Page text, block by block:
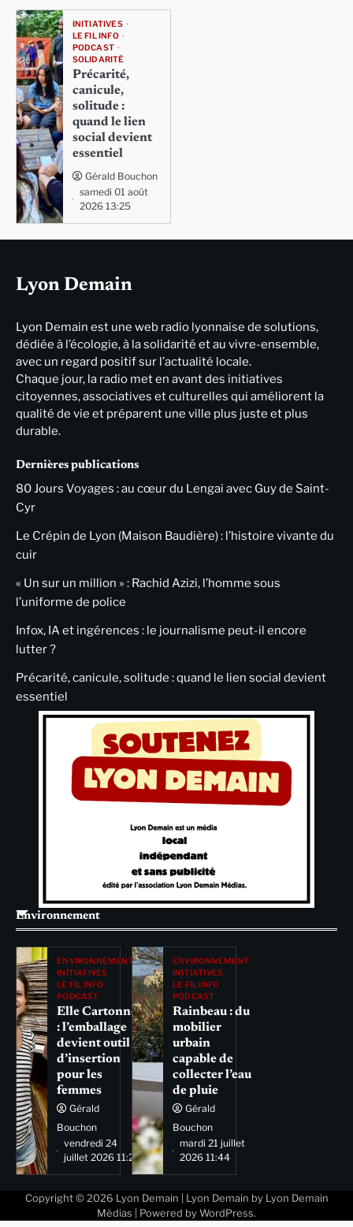
INITIATIVES
LE FIL INFO
PODCAST
SOLIDARITÉ
Précarité,
canicule,
solitude :
quand le lien
social devient
essentiel
Gérald Bouchon
samedi 01 août
2026 13:25
Lyon Demain
Lyon Demain est une web radio lyonnaise de solutions,
dédiée à l’écologie, à la solidarité et au vivre-ensemble,
avec un regard positif sur l’actualité locale.
Chaque jour, la radio met en avant des initiatives
citoyennes, associatives et culturelles qui améliorent la
qualité de vie et préparent une ville plus juste et plus
durable.
Dernières publications
80 Jours Voyages : au cœur du Lengai avec Guy de Saint-
Cyr
Le Crépin de Lyon (Maison Baudière) : l’histoire vivante du
cuir
« Un sur un million » : Rachid Azizi, l’homme sous
l’uniforme de police
Infox, IA et ingérences : le journalisme peut-il encore
lutter ?
Précarité, canicule, solitude : quand le lien social devient
essentiel
Environnement
ENVIRONNEMENT
INITIATIVES
LE FIL INFO
PODCAST
Elle Cartonne
: l’emballage
devient outil
d’insertion
pour les
femmes
Gérald
Bouchon
vendredi 24
juillet 2026 11:29
ENVIRONNEMENT
INITIATIVES
LE FIL INFO
PODCAST
Rainbeau : du
mobilier
urbain
capable de
collecter l’eau
de pluie
Gérald
Bouchon
mardi 21 juillet
2026 11:44
Copyright © 2026 Lyon Demain | Lyon Demain by Lyon Demain
Médias | Powered by WordPress.